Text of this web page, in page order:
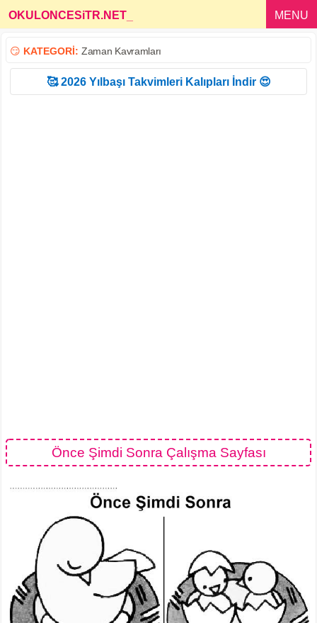
OKULONCESiTR.NET MENU
😏 KATEGORİ: Zaman Kavramları
🥰 2026 Yılbaşı Takvimleri Kalıpları İndir 😍
Önce Şimdi Sonra Çalışma Sayfası